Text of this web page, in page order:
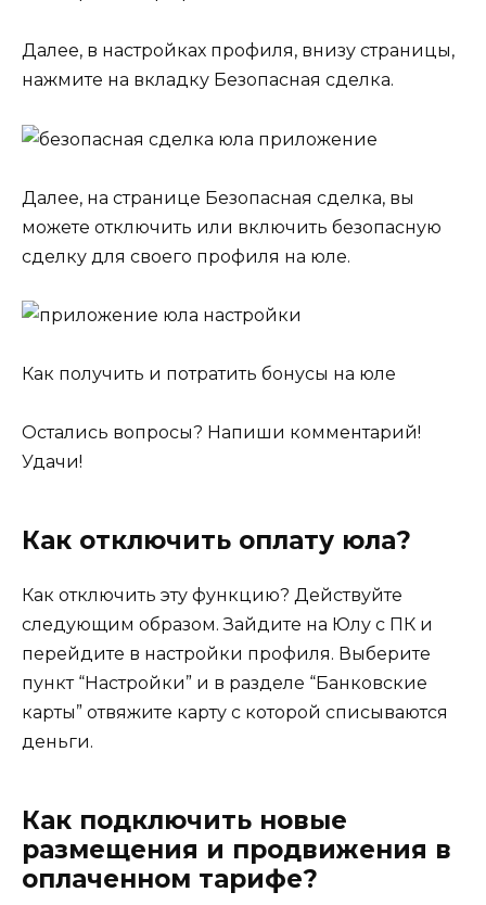
Далее, в настройках профиля, внизу страницы,
нажмите на вкладку Безопасная сделка.
Далее, на странице Безопасная сделка, вы
можете отключить или включить безопасную
сделку для своего профиля на юле.
Как получить и потратить бонусы на юле
Остались вопросы? Напиши комментарий!
Удачи!
Как отключить оплату юла?
Как отключить эту функцию? Действуйте
следующим образом. Зайдите на Юлу с ПК и
перейдите в настройки профиля. Выберите
пункт “Настройки” и в разделе “Банковские
карты” отвяжите карту с которой списываются
деньги.
Как подключить новые
размещения и продвижения в
оплаченном тарифе?